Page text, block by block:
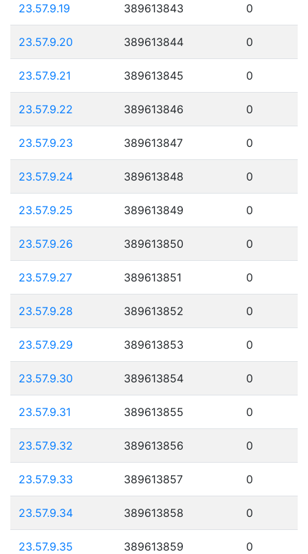
23.57.9.19 389613843 0
23.57.9.20 389613844 0
23.57.9.21 389613845 0
23.57.9.22 389613846 0
23.57.9.23 389613847 0
23.57.9.24 389613848 0
23.57.9.25 389613849 0
23.57.9.26 389613850 0
23.57.9.27 389613851 0
23.57.9.28 389613852 0
23.57.9.29 389613853 0
23.57.9.30 389613854 0
23.57.9.31 389613855 0
23.57.9.32 389613856 0
23.57.9.33 389613857 0
23.57.9.34 389613858 0
23.57.9.35 389613859 0